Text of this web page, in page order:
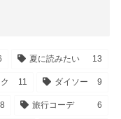
夏に読みたい 13
11 ダイソー 9
8 旅行コーデ 6